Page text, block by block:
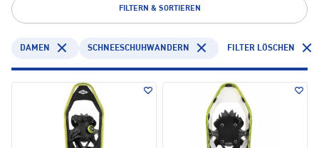
FILTERN & SORTIEREN
DAMEN SCHNEESCHUHWANDERN FILTER LÖSCHEN